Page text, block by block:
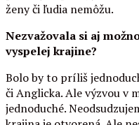
ženy či ľudia nemôžu.
Nezvažovala si aj
vyspelej krajine?
Bolo by to príliš
či Anglicka. Ale výzvou v
jednoduché.